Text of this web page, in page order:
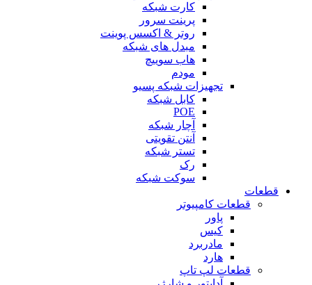
کارت شبکه
پرینت سرور
روتر & اکسس پوینت
مبدل های شبکه
هاب سوییچ
مودم
تجهیزات شبکه پسیو
کابل شبکه
POE
آچار شبکه
آنتن تقویتی
تستر شبکه
رک
سوکت شبکه
قطعات
قطعات کامپیوتر
پاور
کیس
مادربرد
هارد
قطعات لپ تاپ